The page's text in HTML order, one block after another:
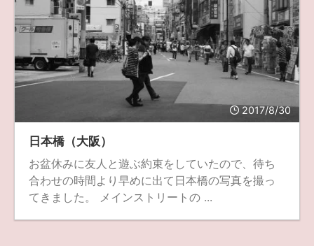
psobb ricoh SIGMA SONY sound
TAMRON TG-6 THETA VILTROX X-T2
X100F X half Xiaomi Pad 6 Xperia1VI Z-1
Z30 Z50II Zf Zfc
ZV-1 II α1 II
フォクトレンダー ライカIIf ライカM4 ライカM10
ライカM10-R ライカX2 ローライ35
2017/8/30
日本橋（大阪）
お盆休みに友人と遊ぶ約束をしていたので、待ち
合わせの時間より早めに出て日本橋の写真を撮っ
てきました。 メインストリートの ...